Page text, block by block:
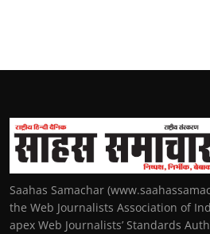
Saahas Samachar
the Web Journalists Association of
apex Web Journalists’ Standards